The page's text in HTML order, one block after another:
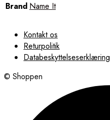
Brand Name It
Kontakt os
Returpolitik
Databeskyttelseserklæring
© Shoppen